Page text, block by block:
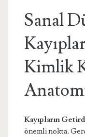
Sanal
Kimlik
Kayıpların
önemli nokta.